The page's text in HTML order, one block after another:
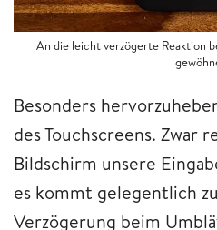
An die leicht verzögerte Reaktion
Besonders
des Touchscreens. Zwar
Bildschirm unsere
es kommt gelegentlich
Verzögerung beim